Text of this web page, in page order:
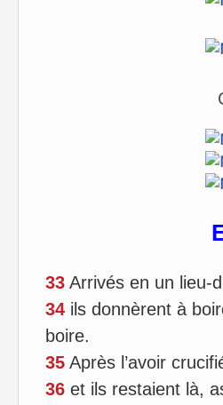
33 Arrivés en un lieu-
34 ils donnèrent à
boire.
35 Après l’avoir
36 et ils restaient là,